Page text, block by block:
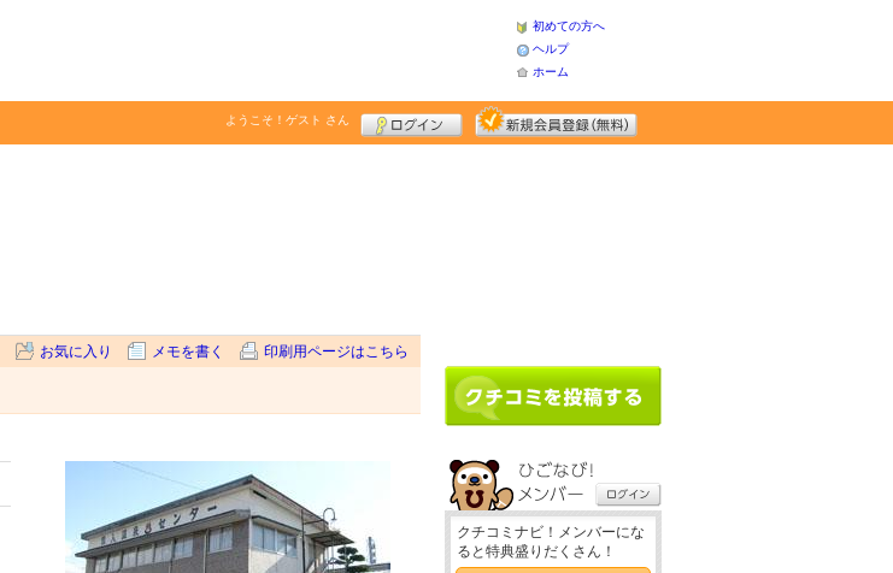
初めての方へ
ヘルプ
ホーム
ようこそ！ ゲスト さん
お気に入り メモを書く 印刷用ページはこちら
クチコミナビ！メンバーにな
ると特典盛りだくさん！